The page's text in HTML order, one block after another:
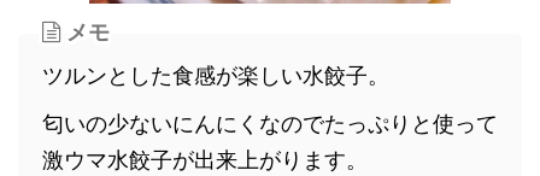
メモ
ツルンとした食感が楽しい水餃子。
匂いの少ないにんにくなのでたっぷりと使って
激ウマ水餃子が出来上がります。